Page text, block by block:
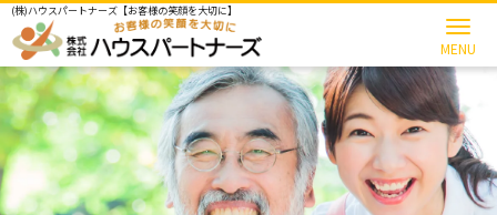
(株)ハウスパートナーズ【お客様の笑顔を大切に】